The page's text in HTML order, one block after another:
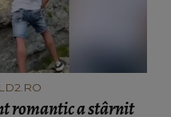
romantic a stârnit